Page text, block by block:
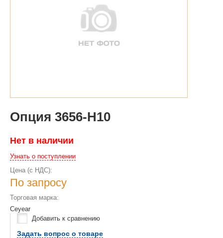
Опция 3656-H10
Нет в наличии
Узнать о поступлении
Цена (с НДС):
По запросу
Торговая марка:
Ceyear
Добавить к сравнению
Задать вопрос о товаре